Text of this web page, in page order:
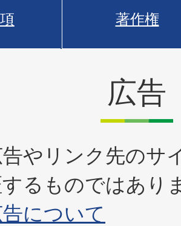
著作権
広告
やリンク先のサ
るものではあり
について